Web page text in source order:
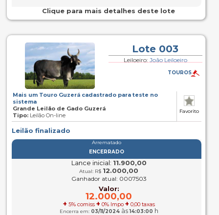
Clique para mais detalhes deste lote
Lote 003
Leiloeiro: João Leiloeiro
Mais um Touro Guzerá cadastrado para teste no
sistema
Grande Leilão de Gado Guzerá
Tipo:Leilão On-line
Favorito
TOUROS
Leilão finalizado
Arrematado
ENCERRADO
Lance inicial: 11.900,00
Atual: R$ 12.000,00
Ganhador atual: 0007503
Valor:
12.000,00
+ 5% comiss + 0% Impo + 0,00 taxas
Encerra em: 03/11/2024às14:03:00 h